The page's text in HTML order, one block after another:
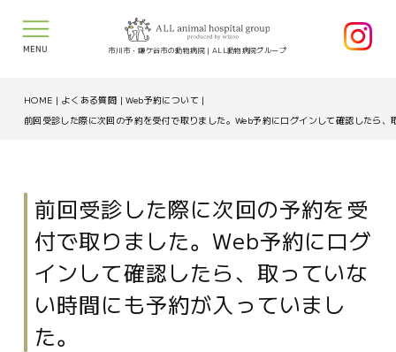
MENU 市川市・鎌ケ谷市の動物病院｜ALL動物病院グループ
HOME | よくある質問 | Web予約について |
前回受診した際に次回の予約を受付で取りました。Web予約にログインして確認したら
前回受診した際に次回の予約を受
付で取りました。Web予約にログ
インして確認したら、取っていな
い時間にも予約が入っていまし
た。